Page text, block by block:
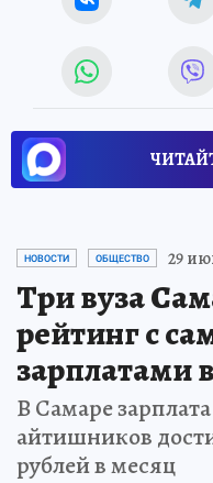
НОВОСТИ ОБЩЕСТВО 29
Три вуза
рейтинг с
зарплатами
В Самаре
айтишников
рублей в месяц